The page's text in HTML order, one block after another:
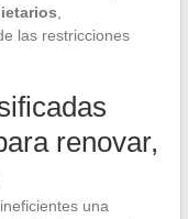
,
las restricciones
renovar,
una